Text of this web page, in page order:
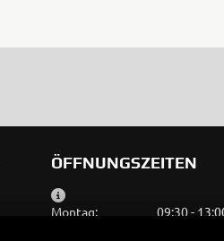
ÖFFNUNGSZEITEN
Montag:
09:30 -
09:30 -